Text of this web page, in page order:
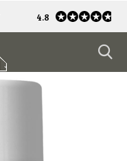
Gratisretourneren*
4.8